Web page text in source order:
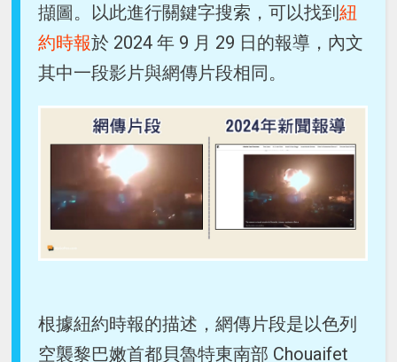
擷圖。以此進行關鍵字搜索，可以找到紐
約時報於 2024 年 9 月 29 日的報導，內文
其中一段影片與網傳片段相同。
根據紐約時報的描述，網傳片段是以色列
空襲黎巴嫩首都貝魯特東南部 Chouaifet